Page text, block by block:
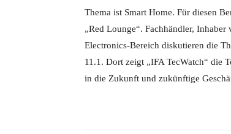
Thema ist Smart Home. Für diesen
„Red Lounge“. Fachhändler, Inhaber
Electronics-Bereich diskutieren die
11.1. Dort zeigt „IFA TecWatch“ die
in die Zukunft und zukünftige